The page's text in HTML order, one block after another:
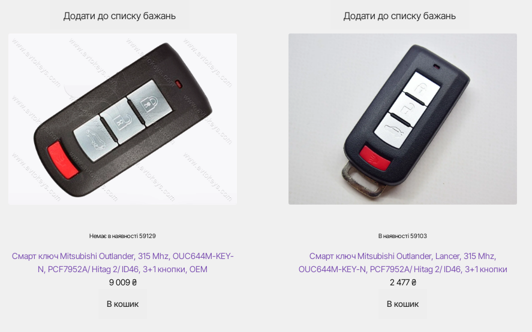
Додати до списку бажань
Немає в наявності59129
Смарт ключ Mitsubishi Outlander, 315 Mhz, OUC644M-KEY-
N, PCF7952A/ Hitag 2/ ID46, 3+1 кнопки, ОЕМ
9 009₴
В кошик
Додати до списку бажань
В наявності59103
Смарт ключ Mitsubishi Outlander, Lancer, 315 Mhz,
OUC644M-KEY-N, PCF7952A/ Hitag 2/ ID46, 3+1 кнопки
2 477₴
В кошик